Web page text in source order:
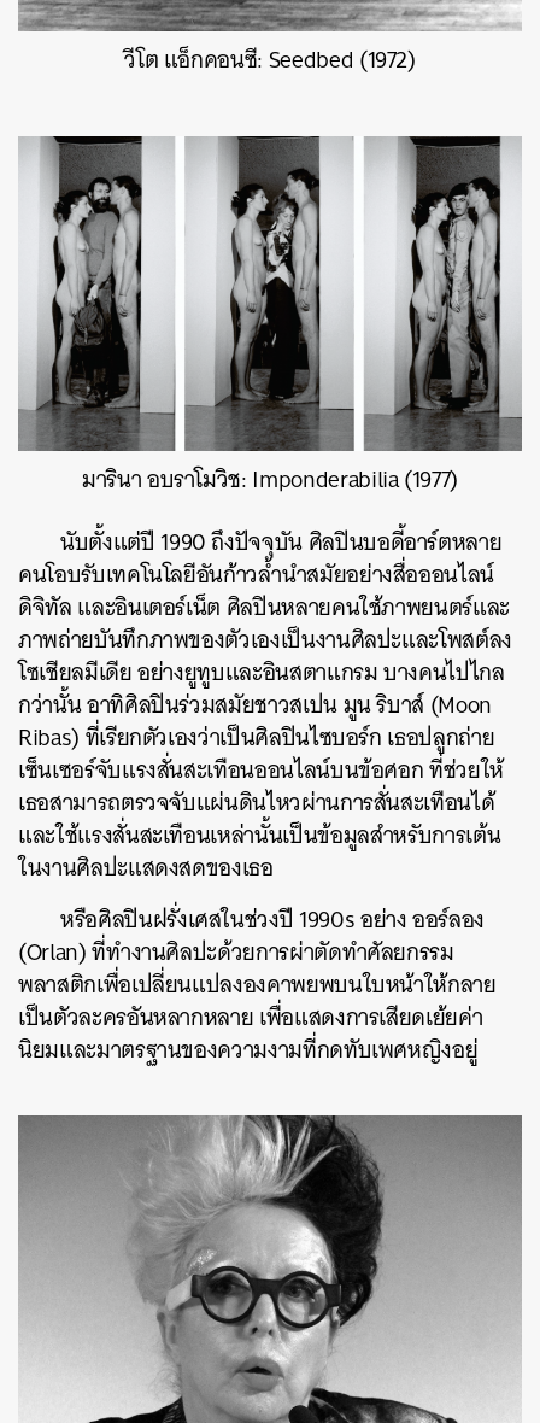
วีโต แอ็กคอนซี: Seedbed (1972)
มารินา อบราโมวิช: Imponderabilia (1977)
นับตั้งแต่ปี 1990 ถึงปัจจุบัน ศิลปินบอดี้อาร์ตหลาย
คนโอบรับเทคโนโลยีอันก้าวล้ำนำสมัยอย่างสื่อออนไลน์
ดิจิทัล และอินเตอร์เน็ต ศิลปินหลายคนใช้ภาพยนตร์และ
ภาพถ่ายบันทึกภาพของตัวเองเป็นงานศิลปะและโพสต์ลง
โซเชียลมีเดีย อย่างยูทูบและอินสตาแกรม บางคนไปไกล
กว่านั้น อาทิศิลปินร่วมสมัยชาวสเปน มูน ริบาส์ (Moon
Ribas) ที่เรียกตัวเองว่าเป็นศิลปินไซบอร์ก เธอปลูกถ่าย
เซ็นเซอร์จับแรงสั่นสะเทือนออนไลน์บนข้อศอก ที่ช่วยให้
เธอสามารถตรวจจับแผ่นดินไหวผ่านการสั่นสะเทือนได้
และใช้แรงสั่นสะเทือนเหล่านั้นเป็นข้อมูลสำหรับการเต้น
ในงานศิลปะแสดงสดของเธอ
หรือศิลปินฝรั่งเศสในช่วงปี 1990s อย่าง ออร์ลอง
(Orlan) ที่ทำงานศิลปะด้วยการผ่าตัดทำศัลยกรรม
พลาสติกเพื่อเปลี่ยนแปลงองคาพยพบนใบหน้าให้กลาย
เป็นตัวละครอันหลากหลาย เพื่อแสดงการเสียดเย้ยค่า
นิยมและมาตรฐานของความงามที่กดทับเพศหญิงอยู่